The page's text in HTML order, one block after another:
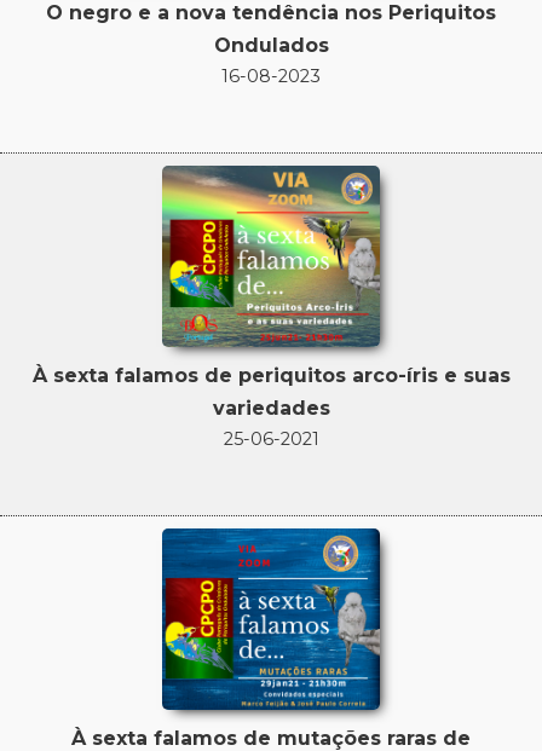
O negro e a nova tendência nos Periquitos
Ondulados
16-08-2023
À sexta falamos de periquitos arco-íris e suas
variedades
25-06-2021
À sexta falamos de mutações raras de